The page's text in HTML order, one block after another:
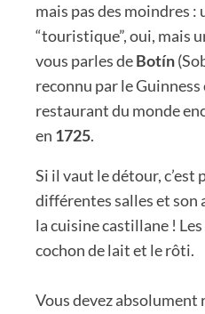
mais pas des moindres :
“touristique”, oui, mais
vous parles deBotín
reconnu par le
restaurant du monde
en 1725.
Si il vaut le détour, c’est
différentes salles et son
la cuisine castillane !
cochon de lait et le rôti.
Vous devez absolument